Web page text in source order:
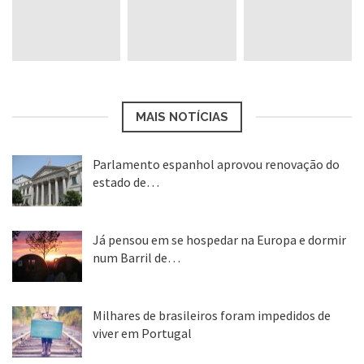
MAIS NOTÍCIAS
Parlamento espanhol aprovou renovação do
estado de…
Já pensou em se hospedar na Europa e dormir
num Barril de…
Milhares de brasileiros foram impedidos de
viver em Portugal